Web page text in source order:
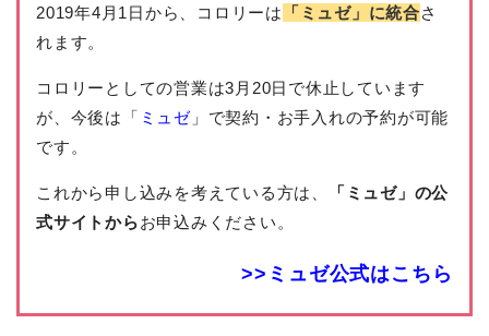
2019年4月1日から、コロリーは 「ミュゼ」に統合さ
れます。
コロリーとしての営業は3月20日で休止しています
が、今後は「 ミュゼ」で契約・お手入れの予約が可能
です。
これから申し込みを考えている方は、
「ミュゼ」の公
式サイトからお申込みください。
>>ミュゼ公式はこちら